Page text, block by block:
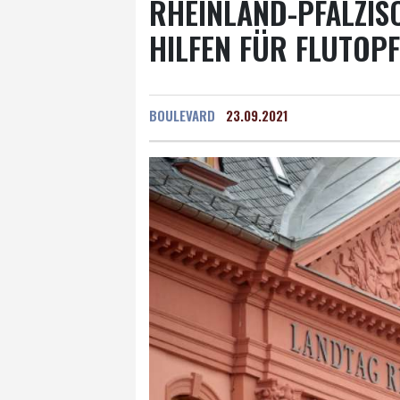
RHEINLAND-
ILFEN FÜR
BOULEVARD 23.09.2021